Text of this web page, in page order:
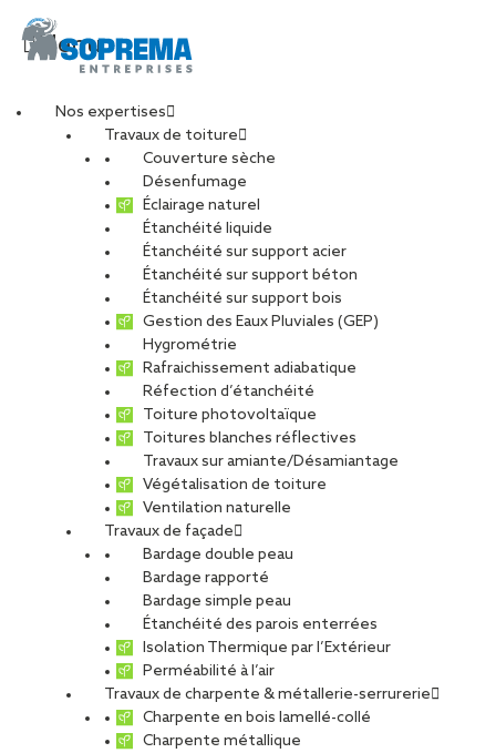
Menu
Nos expertises
Travaux de toiture
Couverture sèche
Désenfumage
Éclairage naturel
Étanchéité liquide
Étanchéité sur support acier
Étanchéité sur support béton
Étanchéité sur support bois
Gestion des Eaux Pluviales (GEP)
Hygrométrie
Rafraichissement adiabatique
Réfection d’étanchéité
Toiture photovoltaïque
Toitures blanches réflectives
Travaux sur amiante/Désamiantage
Végétalisation de toiture
Ventilation naturelle
Travaux de façade
Bardage double peau
Bardage rapporté
Bardage simple peau
Étanchéité des parois enterrées
Isolation Thermique par l’Extérieur
Perméabilité à l’air
Travaux de charpente & métallerie-serrurerie
Charpente en bois lamellé-collé
Charpente métallique
(1)
PARTAGER
19 mai 2025